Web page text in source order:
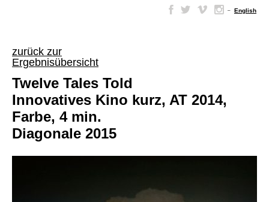
– English
zurück zur
Ergebnisübersicht
Twelve Tales Told
Innovatives Kino kurz, AT 2014,
Farbe, 4 min.
Diagonale 2015